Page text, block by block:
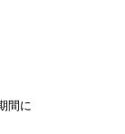
間に